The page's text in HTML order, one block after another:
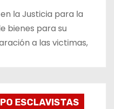
la Justicia para la
bienes para su
a las victimas,
ESCLAVISTAS